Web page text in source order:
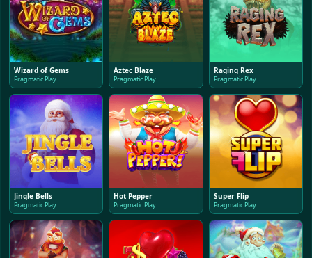
Wizard of Gems
Pragmatic Play
Aztec Blaze
Pragmatic Play
Raging Rex
Pragmatic Play
Jingle Bells
Pragmatic Play
Hot Pepper
Pragmatic Play
Super Flip
Pragmatic Play